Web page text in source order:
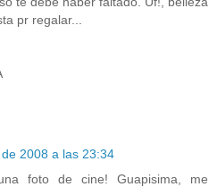
pr regalar...
2008 a las 23:34
foto de cine! Guapisima, me